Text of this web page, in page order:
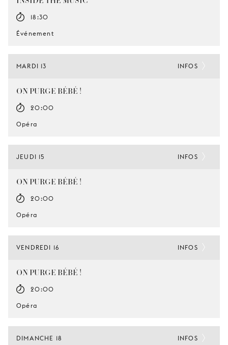
18:30
Événement
MARDI 13
ON PURGE BÉBÉ !
20:00
Opéra
INFOS
JEUDI 15
ON PURGE BÉBÉ !
20:00
Opéra
INFOS
VENDREDI 16
ON PURGE BÉBÉ !
20:00
Opéra
INFOS
DIMANCHE 18 INFOS